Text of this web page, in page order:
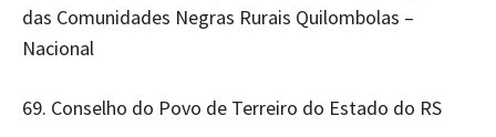
das Comunidades Negras Rurais Quilombolas –
Nacional
69. Conselho do Povo de Terreiro do Estado do RS